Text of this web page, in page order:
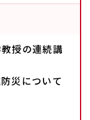
授の連続講
災について